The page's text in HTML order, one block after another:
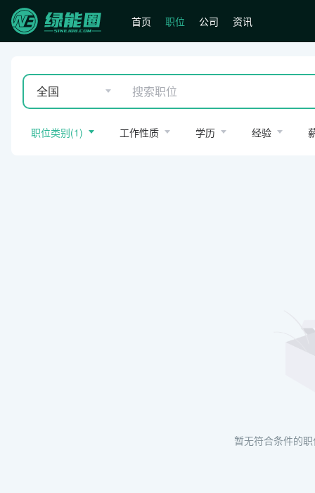
首页 职位 公司 资讯
全国
职位类别(1) 工作性质 学历 经验
暂无符合条件的